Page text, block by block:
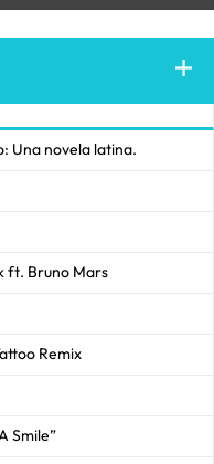
Una novela latina.
ft. Bruno Mars
Remix
Smile”